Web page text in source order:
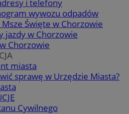
i telefony
wywozu odpadów
Święte w Chorzowie
jazdy w Chorzowie
Chorzowie
miasta
sprawę w Urzędzie Miasta?
Cywilnego